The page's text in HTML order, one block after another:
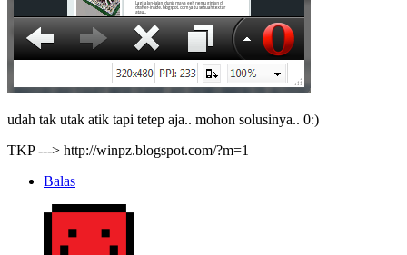
udah tak utak atik tapi tetep aja.. mohon solusinya.. 0:)
TKP ---> http://winpz.blogspot.com/?m=1
Balas